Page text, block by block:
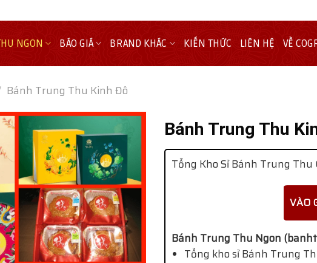
NGON BÁO GIÁ BRAND KHÁC KIẾN THỨC LIÊN HỆ VỀ
Bánh Trung Thu Kinh Đô
Bánh Trung Thu
Tổng Kho Sỉ Bánh Trung Thu
VÀO
Bánh Trung Thu Ngon
Tổng kho sỉ Bánh Trung